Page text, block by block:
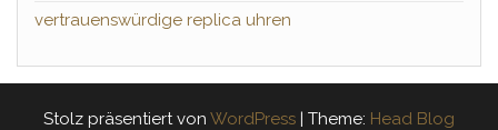
vertrauenswürdige replica uhren
Stolz präsentiert von WordPress | Theme: Head Blog